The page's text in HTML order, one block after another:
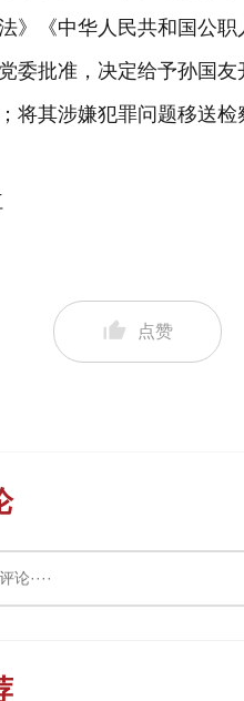
》《中华人民共和国公
委批准，决定给予孙国
将其涉嫌犯罪问题移送检
点赞